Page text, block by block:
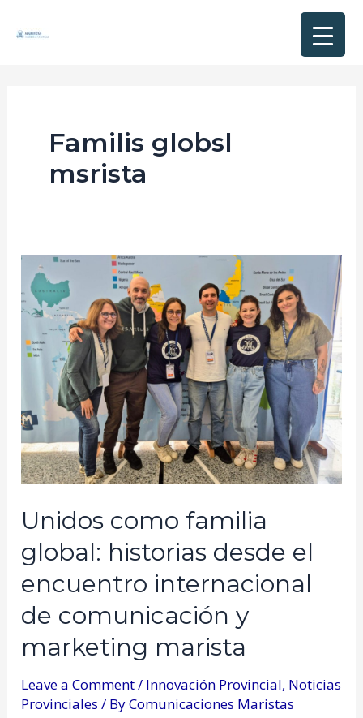
Familis globsl
msrista
Unidos como familia
global: historias desde el
encuentro internacional
de comunicación y
marketing marista
Leave a Comment/ Innovación Provincial, Noticias
Provinciales / ByComunicaciones Maristas